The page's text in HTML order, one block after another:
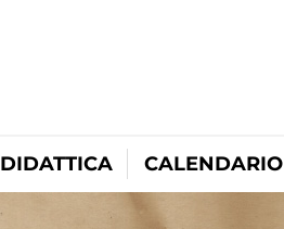
DIDATTICA CALENDARIO